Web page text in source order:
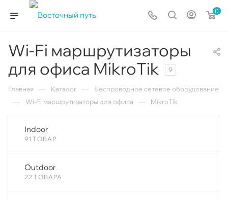
0
Wi-Fi маршрутизаторы
для офиса MikroTik
9
Главная Каталог Беспроводное сетевое оборудование
Wi-Fi маршрутизаторы для офиса MikroTik
Indoor
91 ТОВАР
Outdoor
22 ТОВАРА